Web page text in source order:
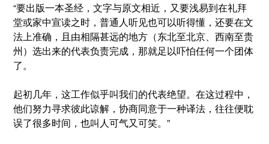
“要出版一本圣经，文字与原文相近，又要浅易到在礼拜
堂或家中宣读之时，普通人听见也可以听得懂，还要在文
法上准确，且由相隔甚远的地方（东北至北京、西南至贵
州）选出来的代表负责完成，那就足以吓怕任何一个团体
了。
起初几年，这工作似乎叫我们的代表绝望。在这过程中，
他们努力寻求彼此谅解，协商同意于一种译法，往往便耽
误了很多时间，也叫人可气又可笑。”